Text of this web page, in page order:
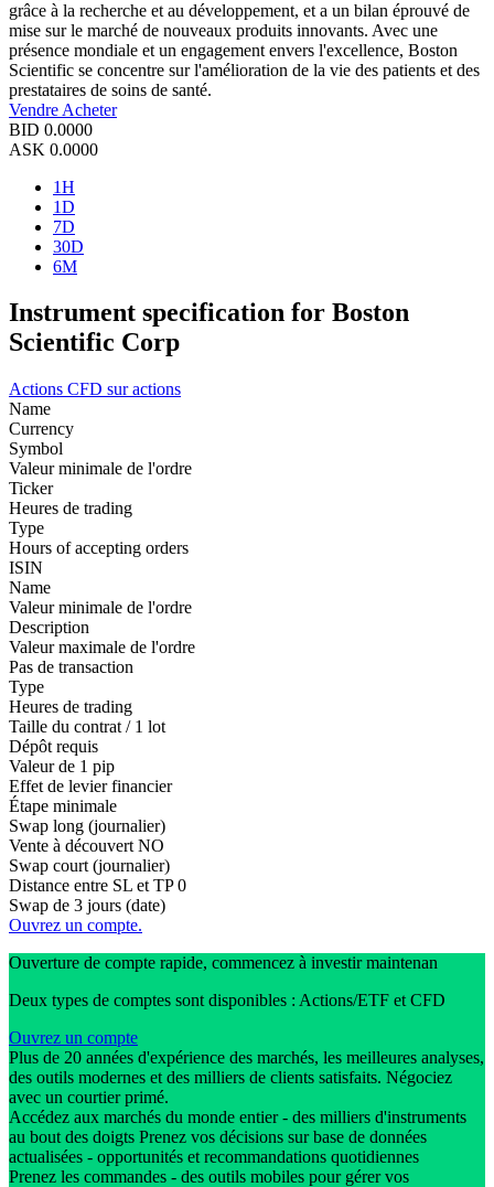
grâce à la recherche et au développement, et a un bilan éprouvé de
mise sur le marché de nouveaux produits innovants. Avec une
présence mondiale et un engagement envers l'excellence, Boston
Scientific se concentre sur l'amélioration de la vie des patients et des
prestataires de soins de santé.
Vendre Acheter
BID 0.0000
ASK 0.0000
1H
1D
7D
30D
6M
Instrument specification for Boston
Scientific Corp
Actions CFD sur actions
Name
Currency
Symbol
Valeur minimale de l'ordre
Ticker
Heures de trading
Type
Hours of accepting orders
ISIN
Name
Valeur minimale de l'ordre
Description
Valeur maximale de l'ordre
Pas de transaction
Type
Heures de trading
Taille du contrat / 1 lot
Dépôt requis
Valeur de 1 pip
Effet de levier financier
Étape minimale
Swap long (journalier)
Vente à découvert NO
Swap court (journalier)
Distance entre SL et TP 0
Swap de 3 jours (date)
Ouvrez un compte.
Ouverture de compte rapide, commencez à investir maintenan
Deux types de comptes sont disponibles : Actions/ETF et CFD
Ouvrez un compte
Plus de 20 années d'expérience des marchés, les meilleures analyses,
des outils modernes et des milliers de clients satisfaits. Négociez
avec un courtier primé.
Accédez aux marchés du monde entier - des milliers d'instruments
au bout des doigts Prenez vos décisions sur base de données
actualisées - opportunités et recommandations quotidiennes
Prenez les commandes - des outils mobiles pour gérer vos